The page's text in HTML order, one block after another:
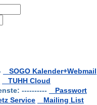
SOGO Kalender+Webmail
TUHH Cloud
----------
Passwort
Service
Mailing List